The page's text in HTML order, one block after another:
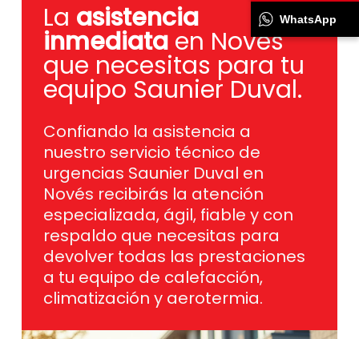
La asistencia
inmediataen Novés
que necesitas para tu
equipo Saunier Duval.
Confiando la asistencia a
nuestro servicio técnico de
urgencias Saunier Duval en
Novés recibirás la atención
especializada, ágil, fiable y con
respaldo que necesitas para
devolver todas las prestaciones
a tu equipo de calefacción,
climatización y aerotermia.
WhatsApp